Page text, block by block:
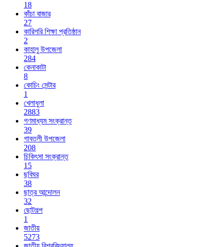
18
কাঁচা বাজার
27
কারিগরি শিক্ষা প্রতিষ্ঠান
2
কাহালু উপজেলা
284
কেনাকাটা
8
কোচিং সেন্টার
1
খেলাধুলা
2883
গণমাধ্যম সংক্রান্ত
39
গাবতলী উপজেলা
208
চিকিৎসা সংক্রান্ত
15
ছবিঘর
38
ছাত্র আন্দোলন
32
ছোটগল্প
1
জাতীয়
5273